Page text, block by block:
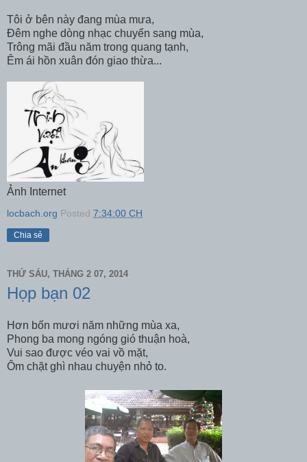
Tôi ở bên này đang mùa mưa,
Đêm nghe dòng nhạc chuyển sang mùa,
Trông mãi đầu năm trong quang tạnh,
Êm ái hồn xuân đón giao thừa...
Ảnh Internet
locbach.org Posted 7:34:00 CH
Chia sẻ
THỨ SÁU, THÁNG 2 07, 2014
Họp bạn 02
Hơn bốn mươi năm những mùa xa,
Phong ba mong ngóng gió thuận hoà,
Vui sao được véo vai vồ mặt,
Ôm chặt ghì nhau chuyện nhỏ to.